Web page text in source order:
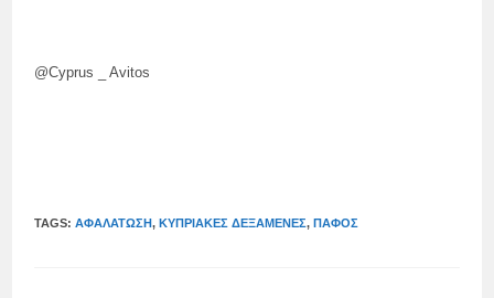
@Cyprus _ Avitos
TAGS:ΑΦΑΛΆΤΩΣΗ, ΚΥΠΡΙΑΚΈΣ ΔΕΞΑΜΕΝΈΣ, ΠΆΦΟΣ